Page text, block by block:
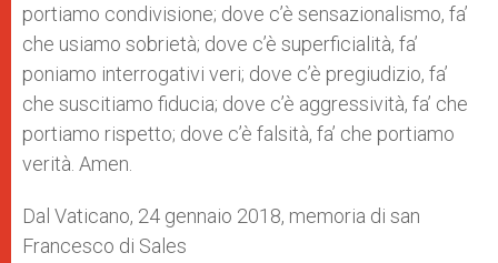
portiamo condivisione; dove c’è sensazionalismo, fa’
che usiamo sobrietà; dove c’è superficialità, fa’
poniamo interrogativi veri; dove c’è pregiudizio, fa’
che suscitiamo fiducia; dove c’è aggressività, fa’ che
portiamo rispetto; dove c’è falsità, fa’ che portiamo
verità. Amen.
Dal Vaticano, 24 gennaio 2018, memoria di san
Francesco di Sales